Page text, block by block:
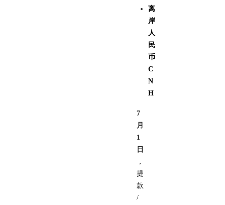
离
岸
人
民
币
C
N
H
7
月
1
日
，
提
款
/